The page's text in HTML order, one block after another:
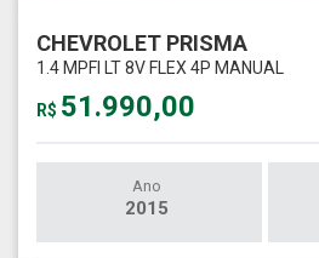
CHEVROLET PRISMA
1.4 MPFI LT 8V FLEX 4P MANUAL
R$ 51.990,00
Ano
2015